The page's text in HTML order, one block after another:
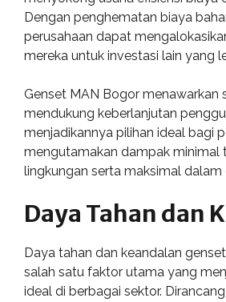
Dengan penghematan biaya
perusahaan dapat
mereka untuk investasi lain yang
Genset MAN Bogor menawarkan
mendukung keberlanjutan
menjadikannya pilihan ideal bagi
mengutamakan dampak minimal
lingkungan serta maksimal dalam
Daya Tahan dan
Daya tahan dan keandalan
salah satu faktor utama yang
ideal di berbagai sektor.